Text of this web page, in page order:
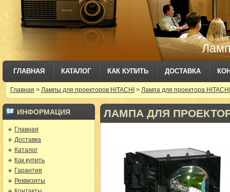
ГЛАВНАЯ КАТАЛОГ КАК КУПИТЬ ДОСТАВКА
Главная > Лампы для проекторов HITACHI > Лампа для проектора
ИНФОРМАЦИЯ
Главная
Доставка
Каталог
Как купить
Гарантия
Реквизиты
ЛАМПА ДЛЯ ПРОЕКТОРА